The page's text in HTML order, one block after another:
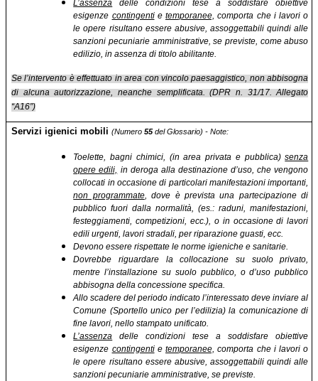
L’assenza delle condizioni tese a soddisfare obiettive
esigenze contingentietemporanee, comporta che i lavori o
le opere risultano essere abusive, assoggettabili quindi alle
sanzioni pecuniarie amministrative, se previste, come abuso
edilizio, in assenza di titolo abilitante.
Se l’intervento è effettuato in area con vincolo paesaggistico, non abbisogna
di alcuna autorizzazione, neanche semplificata. (DPR n. 31/17. Allegato
“A16”)
Servizi igienici mobili(Numero 55del Glossario) - Note:
Toelette, bagni chimici, (in area privata e pubblica)senza
opere edili, in deroga alla destinazione d’uso, che vengono
collocati in occasione di particolari manifestazioni importanti,
non programmate, dove è prevista una partecipazione di
pubblico fuori dalla normalità, (es.: raduni, manifestazioni,
festeggiamenti, competizioni, ecc.), o in occasione di lavori
edili urgenti, lavori stradali, per riparazione guasti, ecc.
Devono essere rispettate le norme igieniche e sanitarie.
Dovrebbe riguardare la collocazione su suolo privato,
mentre l’installazione su suolo pubblico, o d’uso pubblico
abbisogna della concessione specifica.
Allo scadere del periodo indicato l’interessato deve inviare al
Comune (Sportello unico per l’edilizia) la comunicazione di
fine lavori, nello stampato unificato.
L’assenza delle condizioni tese a soddisfare obiettive
esigenze contingentietemporanee, comporta che i lavori o
le opere risultano essere abusive, assoggettabili quindi alle
sanzioni pecuniarie amministrative, se previste.